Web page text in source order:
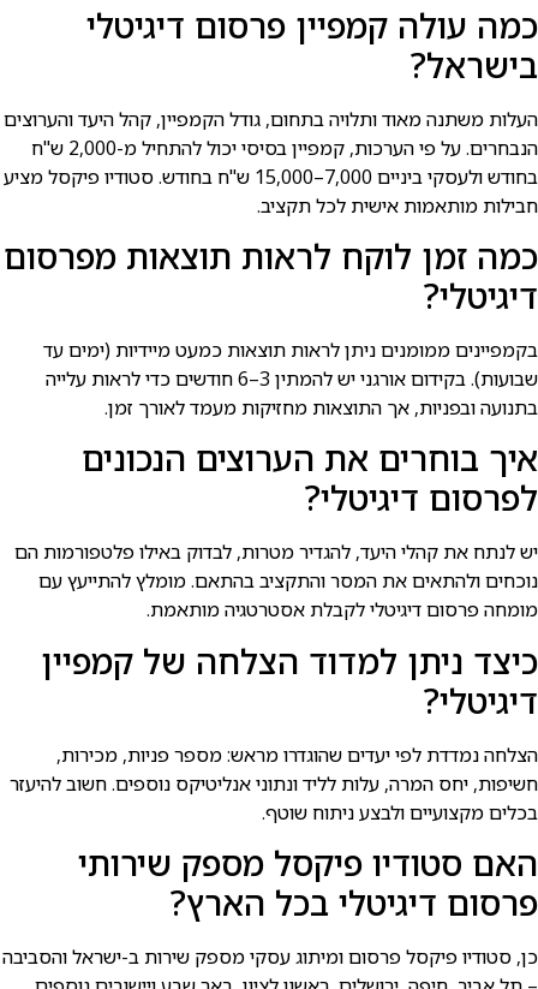
כמה עולה קמפיין פרסום דיגיטלי
בישראל?
העלות משתנה מאוד ותלויה בתחום, גודל הקמפיין, קהל היעד והערוצים
הנבחרים. על פי הערכות, קמפיין בסיסי יכול להתחיל מ-2,000 ש"ח
בחודש ולעסקי ביניים 7,000–15,000 ש"ח בחודש. סטודיו פיקסל מציע
חבילות מותאמות אישית לכל תקציב.
כמה זמן לוקח לראות תוצאות מפרסום
דיגיטלי?
בקמפיינים ממומנים ניתן לראות תוצאות כמעט מיידיות (ימים עד
שבועות). בקידום אורגני יש להמתין 3–6 חודשים כדי לראות עלייה
בתנועה ובפניות, אך התוצאות מחזיקות מעמד לאורך זמן.
איך בוחרים את הערוצים הנכונים
לפרסום דיגיטלי?
יש לנתח את קהלי היעד, להגדיר מטרות, לבדוק באילו פלטפורמות הם
נוכחים ולהתאים את המסר והתקציב בהתאם. מומלץ להתייעץ עם
מומחה פרסום דיגיטלי לקבלת אסטרטגיה מותאמת.
כיצד ניתן למדוד הצלחה של קמפיין
דיגיטלי?
הצלחה נמדדת לפי יעדים שהוגדרו מראש: מספר פניות, מכירות,
חשיפות, יחס המרה, עלות לליד ונתוני אנליטיקס נוספים. חשוב להיעזר
בכלים מקצועיים ולבצע ניתוח שוטף.
האם סטודיו פיקסל מספק שירותי
פרסום דיגיטלי בכל הארץ?
כן, סטודיו פיקסל פרסום ומיתוג עסקי מספק שירות ב-ישראל והסביבה